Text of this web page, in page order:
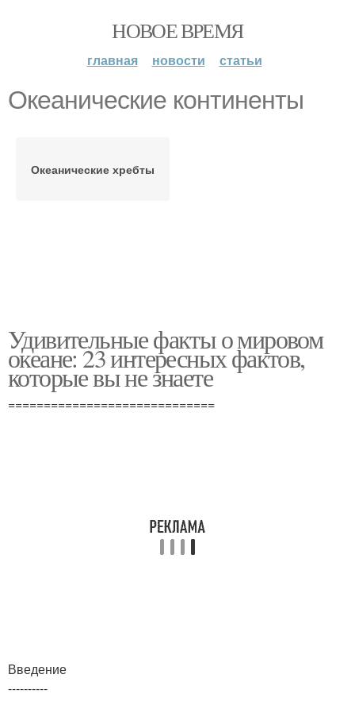
НОВОЕ ВРЕМЯ
главная новости статьи
Океанические континенты
Океанические хребты
Удивительные факты о мировом
океане: 23 интересных фактов,
которые вы не знаете
=============================
Введение
----------